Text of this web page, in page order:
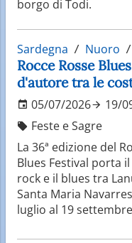
borgo di Todi.
Sardegna Nuoro
Rocce Rosse
d'autore tra le
05/07/2026
19/
Feste e Sagre
La 36ª edizione del
Blues Festival porta
rock e il blues tra
Santa Maria
luglio al 19